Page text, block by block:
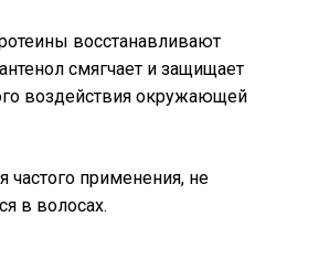
восстанавливают
смягчает и защищает
воздействия окружающей
частого применения, не
в волосах.